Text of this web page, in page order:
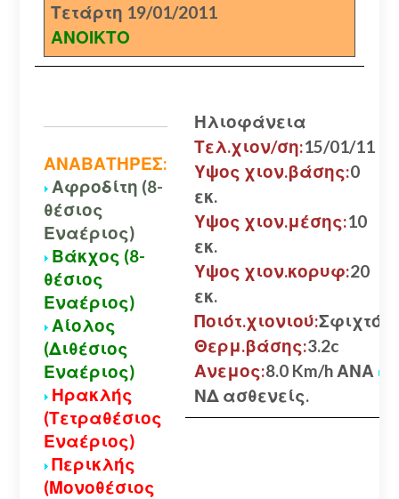
Τετάρτη 19/01/2011
ΑΝΟΙΚΤΟ
ΑΝΑΒΑΤΗΡΕΣ:
Αφροδίτη (8-
θέσιος
Εναέριος)
Βάκχος (8-
θέσιος
Εναέριος)
Αίολος
(Διθέσιος
Εναέριος)
Ηρακλής
(Τετραθέσιος
Εναέριος)
Περικλής
(Μονοθέσιος
Ηλιοφάνεια
Τελ.χιον/ση:15/01/11
Υψος χιον.βάσης:0
εκ.
Υψος χιον.μέσης:10
εκ.
Υψος χιον.κορυφ:20
εκ.
Ποιότ.χιονιού:Σφιχτό
Θερμ.βάσης:3.2c
Ανεμος:8.0 Km/h ΑΝΑ
ΝΔ ασθενείς.